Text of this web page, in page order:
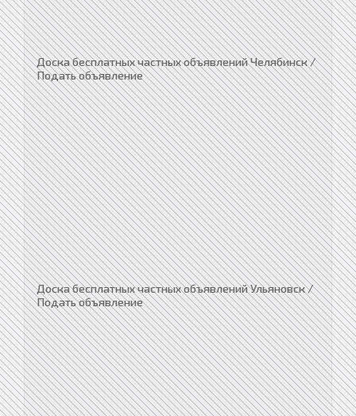
Доска бесплатных частных объявлений Челябинск /
Подать объявление
Доска бесплатных частных объявлений Ульяновск /
Подать объявление